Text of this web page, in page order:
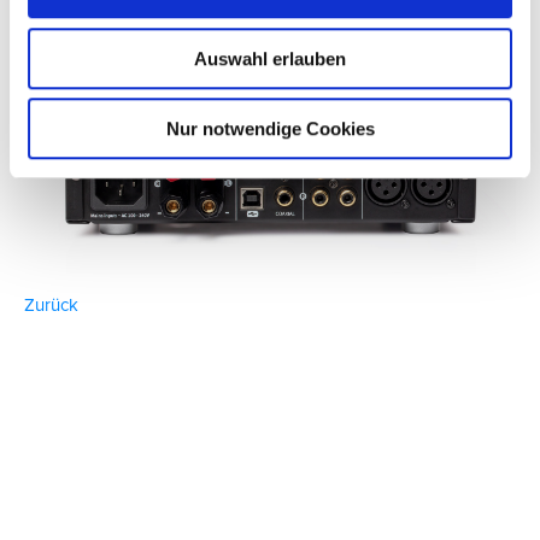
Auswahl erlauben
Nur notwendige Cookies
Zurück